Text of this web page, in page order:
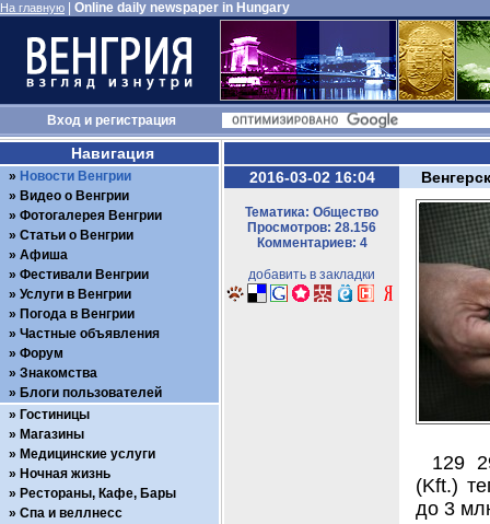
На главную Online daily newspaper in Hungary
Входи регистрация
2016-03-02 16:04
Тематика: Общество
Просмотров: 28.156
Комментариев: 4
добавить в закладки
129
(Kft.)
до 3
Навигация
Новости Венгрии
Видео о Венгрии
Фотогалерея Венгрии
Статьи о Венгрии
Афиша
Фестивали Венгрии
Услуги в Венгрии
Погода в Венгрии
Частные объявления
Форум
Знакомства
Блоги пользователей
Гостиницы
Магазины
Медицинские услуги
Ночная жизнь
Рестораны, Кафе, Бары
Спа и веллнесс